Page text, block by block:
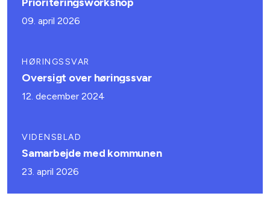
09. april 2026
HØRINGSSVAR
Oversigt over høringssvar
12. december 2024
VIDENSBLAD
Samarbejde med kommunen
23. april 2026